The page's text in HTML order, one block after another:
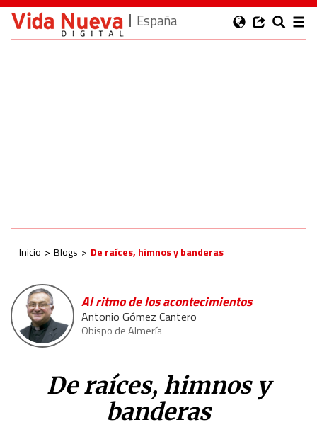
España
Inicio Blogs De raíces, himnos y banderas
Al ritmo de los acontecimientos
Antonio Gómez Cantero
Obispo de Almería
De raíces, himnos y
banderas